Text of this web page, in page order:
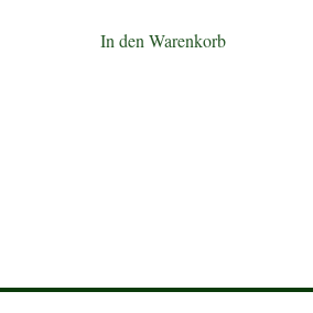
In den Warenkorb